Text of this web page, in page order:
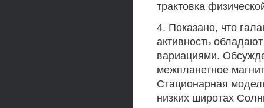
трактовка
4. Показано, что
активность
вариациями.
межпланетное
Стационарная
низких широтах